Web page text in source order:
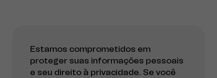
Estamos comprometidos em
proteger suas informações pessoais
e seu direito à privacidade. Se você